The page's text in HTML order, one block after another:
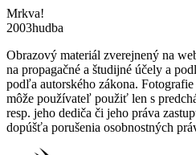
Mrkva!
2003hudba
Obrazový materiál zverejnený na
na propagačné a študijné účely a
podľa autorského zákona.
môže používateľ použiť len s
resp. jeho dediča či jeho práva
dopúšťa porušenia osobnostných